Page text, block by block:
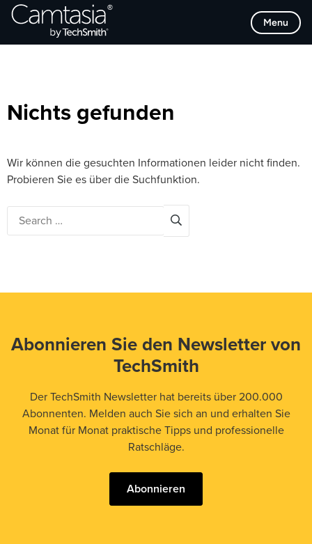
Direkt
zum
Menu
Browse Categories
Nichts gefunden
Wir können die gesuchten Informationen leider nicht finden.
Probieren Sie es über die Suchfunktion.
Abonnieren Sie den Newsletter von
TechSmith
Der TechSmith Newsletter hat bereits über 200.000
Abonnenten. Melden auch Sie sich an und erhalten Sie
Monat für Monat praktische Tipps und professionelle
Ratschläge.
Abonnieren